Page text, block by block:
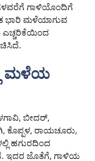
ಗಾಳಿಯೊಂದಿಗೆ
ಭಾರಿ ಮಳೆಯಾಗುವ
ಎಚ್ಚರಿಕೆಯಿಂದ
ಮಳೆಯ
ಬೀದರ್,
ಕೊಪ್ಪಳ, ರಾಯಚೂರು,
ಹಗುರದಿಂದ
ಇದರ ಜೊತೆಗೆ, ಗಾಳಿಯ